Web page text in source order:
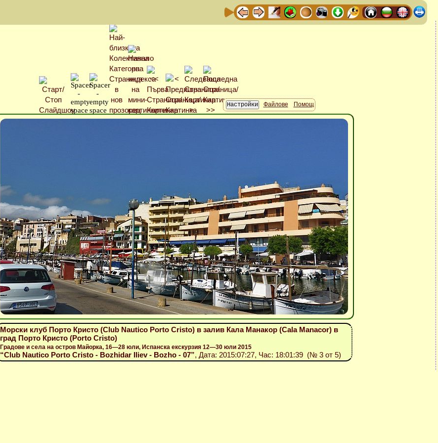
Файлове Помощ
Морски клуб Порто Кристо (Club Nautico Porto Cristo) в залив Кала Манакор (Cala Manacor) в
град Порто Кристо (Porto Cristo)
Градове и села на остров Майорка, 16—28 юли, Испанска екскурзия 12—30 юли 2015
“Club Nautico Porto Cristo - Bozhidar Iliev - Bozho - 07”, Дата: 2015:07:27, Час: 18:01:39 (№ 3 от 5)